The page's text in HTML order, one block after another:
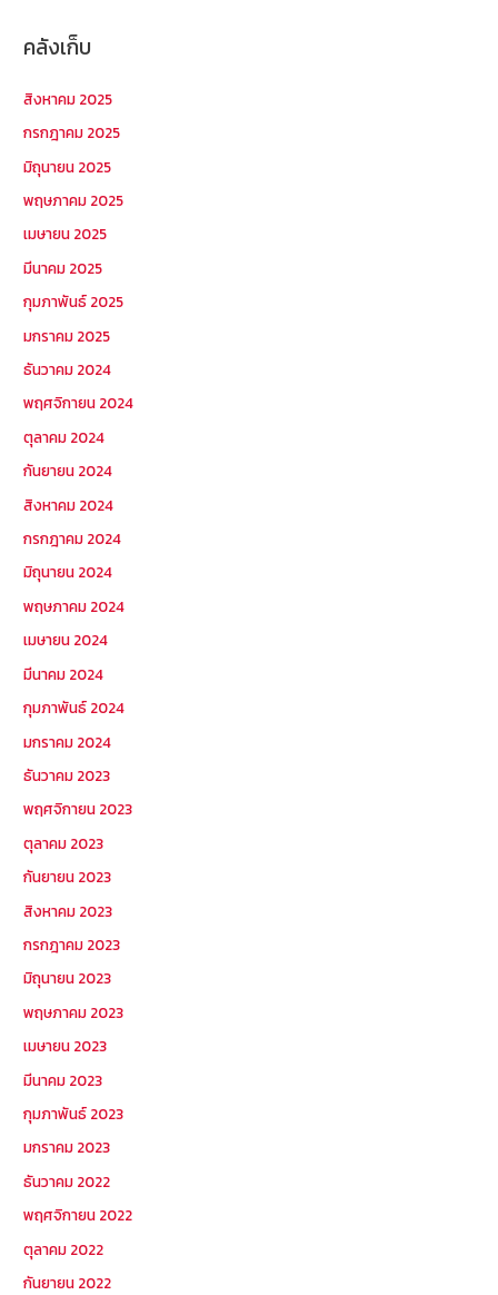
คลังเก็บ
สิงหาคม 2025
กรกฎาคม 2025
มิถุนายน 2025
พฤษภาคม 2025
เมษายน 2025
มีนาคม 2025
กุมภาพันธ์ 2025
มกราคม 2025
ธันวาคม 2024
พฤศจิกายน 2024
ตุลาคม 2024
กันยายน 2024
สิงหาคม 2024
กรกฎาคม 2024
มิถุนายน 2024
พฤษภาคม 2024
เมษายน 2024
มีนาคม 2024
กุมภาพันธ์ 2024
มกราคม 2024
ธันวาคม 2023
พฤศจิกายน 2023
ตุลาคม 2023
กันยายน 2023
สิงหาคม 2023
กรกฎาคม 2023
มิถุนายน 2023
พฤษภาคม 2023
เมษายน 2023
มีนาคม 2023
กุมภาพันธ์ 2023
มกราคม 2023
ธันวาคม 2022
พฤศจิกายน 2022
ตุลาคม 2022
กันยายน 2022